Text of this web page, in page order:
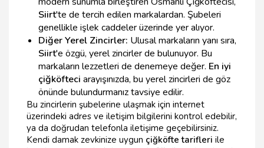
Siirt'te de tercih edilen markalardan. Şubeleri
genellikle işlek caddeler üzerinde yer alıyor.
Diğer Yerel Zincirler: Ulusal markaların yanı sıra,
Siirt'e özgü, yerel zincirler de bulunuyor. Bu
markaların lezzetleri de denemeye değer. En iyi
çiğköfteci arayışınızda, bu yerel zincirleri de göz
önünde bulundurmanız tavsiye edilir.
Bu zincirlerin şubelerine ulaşmak için internet
üzerindeki adres ve iletişim bilgilerini kontrol edebilir,
ya da doğrudan telefonla iletişime geçebilirsiniz.
Kendi damak zevkinize uygun çiğköfte tarifleri ile